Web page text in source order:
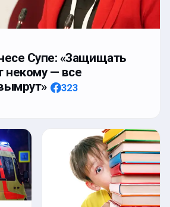
Супе: «Защищать
некому — все
323